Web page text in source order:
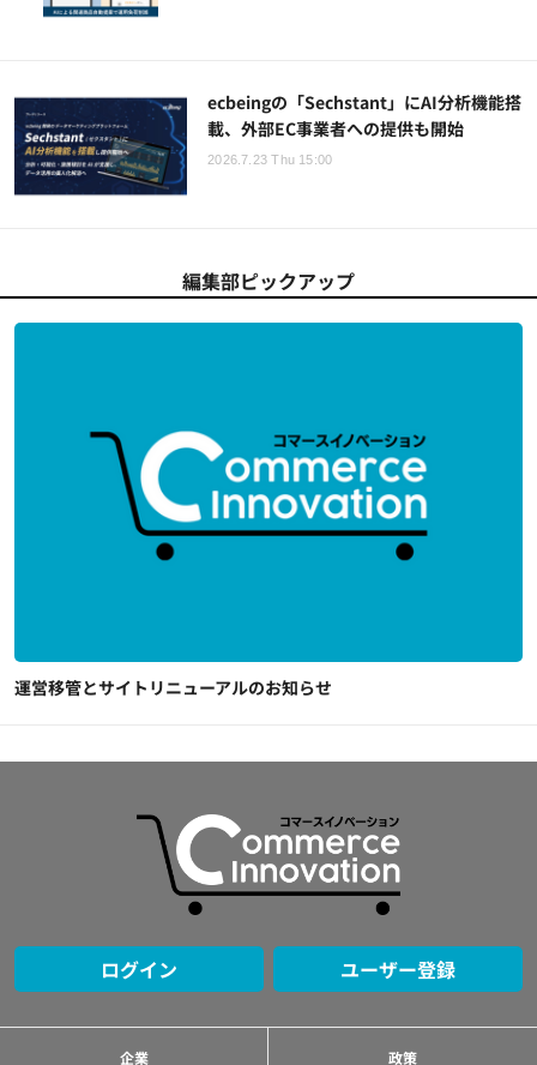
ecbeingの「Sechstant」にAI分析機能搭
載、外部EC事業者への提供も開始
2026.7.23 Thu 15:00
編集部ピックアップ
運営移管とサイトリニューアルのお知らせ
ログイン ユーザー登録
企業 政策